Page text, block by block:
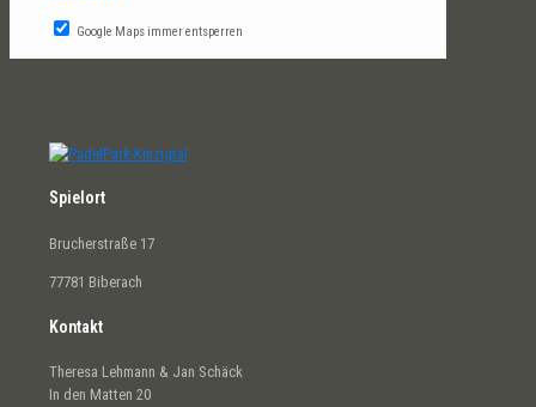
Google Maps immer entsperren
Spielort
Brucherstraße 17
77781 Biberach
Kontakt
Theresa Lehmann & Jan Schäck
In den Matten 20